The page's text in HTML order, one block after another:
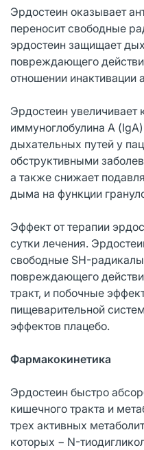
Эрдостеин оказывает
переносит свободные
эрдостеин защищает
повреждающего
отношении инактивации
Эрдостеин увеличивает
иммуноглобулина А
дыхательных путей у
обструктивными
а также снижает
дыма на функции
Эффект от терапии
сутки лечения.
свободные SH-
повреждающего
тракт, и побочные
пищеварительной
эффектов плацебо.
Фармакокинетика
Эрдостеин быстро
кишечного тракта и
трех активных
которых − N-